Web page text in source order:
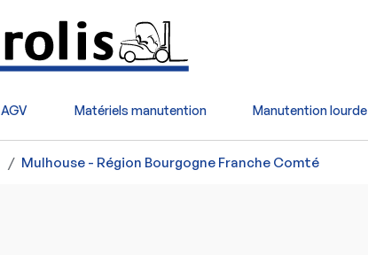
AGV Matériels manutention Manutention lourde
Mulhouse - Région Bourgogne Franche Comté